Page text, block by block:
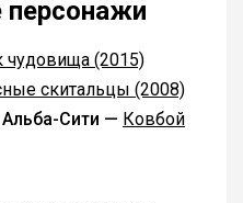
персонажи
чудовища (2015)
скитальцы (2008)
Сити — Ковбой